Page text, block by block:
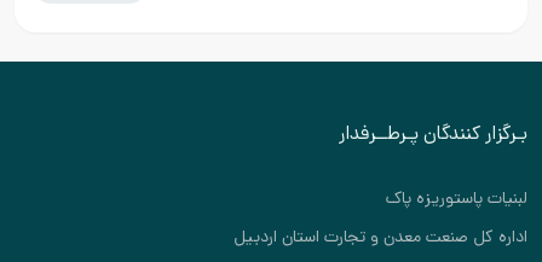
بـرگزار کنندگان پـرطــرفدار
لبنیات پاستوریزه پاک
اداره کل صنعت معدن و تجارت استان اردبیل